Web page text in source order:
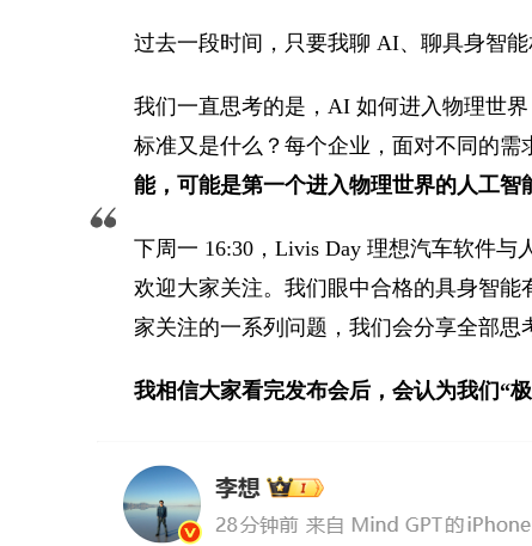
过去一段时间，只要我聊 AI、聊具身智能
我们一直思考的是，AI 如何进入物理世
标准又是什么？每个企业，面对不同的需
能，可能是第一个进入物理世界的人工智
下周一 16:30，Livis Day 理想汽车软件与
欢迎大家关注。我们眼中合格的具身智
家关注的一系列问题，我们会分享全部思
我相信大家看完发布会后，会认为我们“